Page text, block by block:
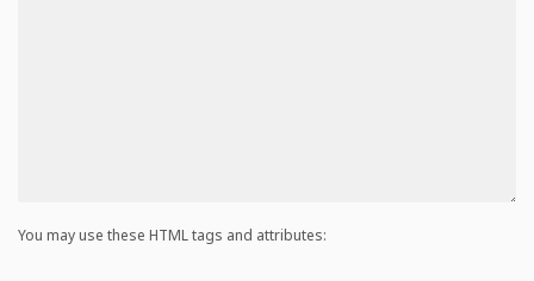
You may use these HTML tags and attributes: